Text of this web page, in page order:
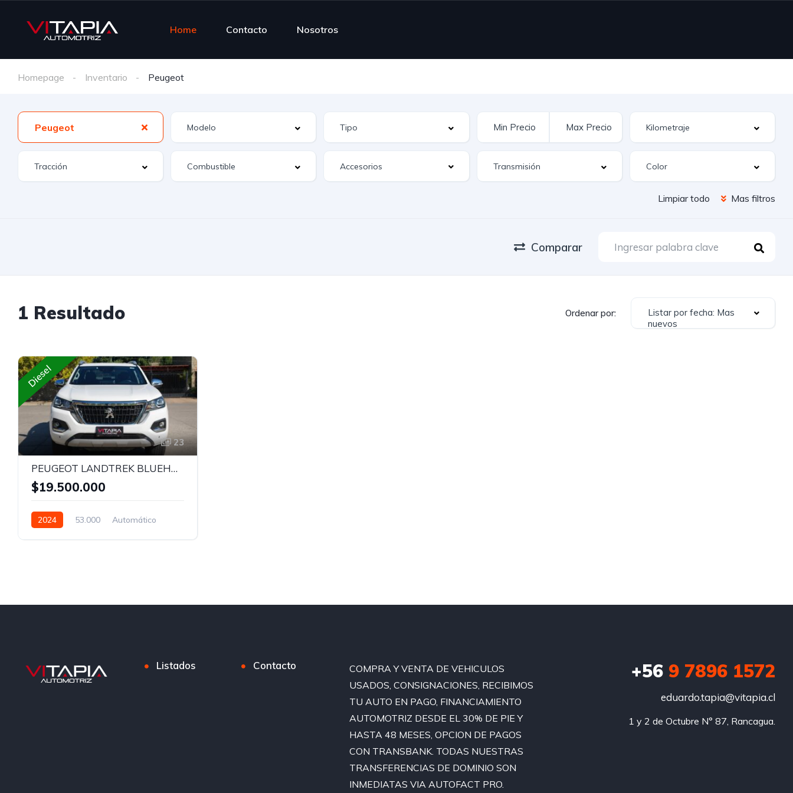
Home Contacto Nosotros
Homepage Inventario Peugeot
Peugeot
Accesorios
Limpiar todo Mas filtros
Comparar
1 Resultado Ordenar por:
Listar por fecha: Mas
nuevos
Diesel
23
PEUGEOT LANDTREK BLUEHDI 4X4 2.2 AUT - 2024
$19.500.000
2024 53.000
Automático
Listados Contacto
COMPRA Y VENTA DE VEHICULOS
USADOS, CONSIGNACIONES, RECIBIMOS
TU AUTO EN PAGO, FINANCIAMIENTO
AUTOMOTRIZ DESDE EL 30% DE PIE Y
HASTA 48 MESES, OPCION DE PAGOS
CON TRANSBANK. TODAS NUESTRAS
TRANSFERENCIAS DE DOMINIO SON
INMEDIATAS VIA AUTOFACT PRO.
+569 7896 1572
eduardo.tapia@vitapia.cl
1 y 2 de Octubre N° 87, Rancagua.